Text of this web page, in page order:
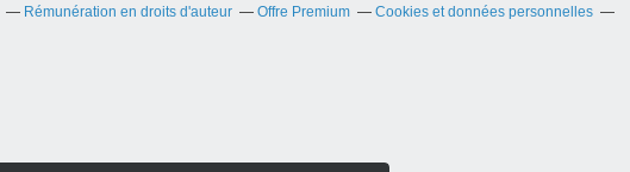
Rémunération en droits d'auteur Offre Premium
Cookies et données personnelles